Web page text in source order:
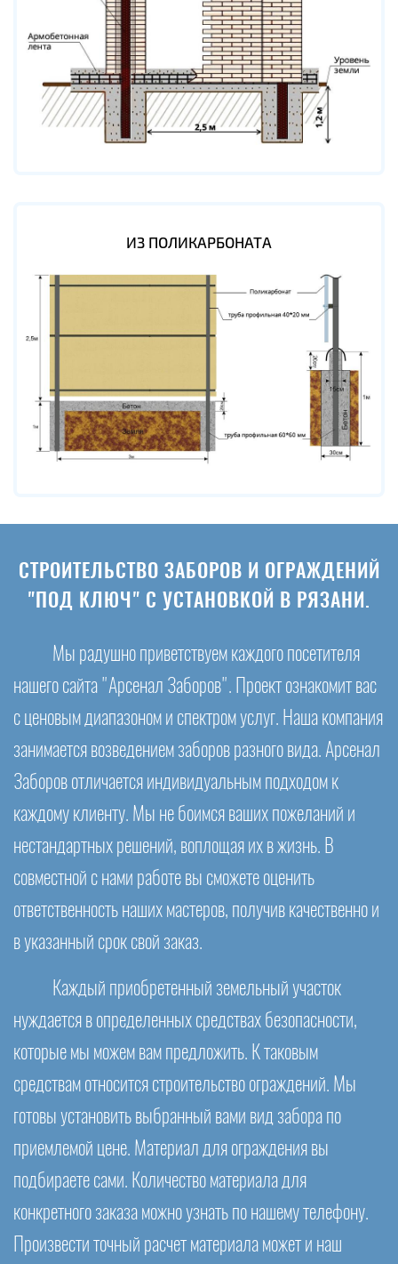
ИЗ ПОЛИКАРБОНАТА
СТРОИТЕЛЬСТВО ЗАБОРОВ И ОГРАЖДЕНИЙ
"ПОД КЛЮЧ" С УСТАНОВКОЙ В РЯЗАНИ.
Мы радушно приветствуем каждого посетителя
нашего сайта "Арсенал Заборов". Проект ознакомит вас
с ценовым диапазоном и спектром услуг. Наша компания
занимается возведением заборов разного вида. Арсенал
Заборов отличается индивидуальным подходом к
каждому клиенту. Мы не боимся ваших пожеланий и
нестандартных решений, воплощая их в жизнь. В
совместной с нами работе вы сможете оценить
ответственность наших мастеров, получив качественно и
в указанный срок свой заказ.
Каждый приобретенный земельный участок
нуждается в определенных средствах безопасности,
которые мы можем вам предложить. К таковым
средствам относится строительство ограждений. Мы
готовы установить выбранный вами вид забора по
приемлемой цене. Материал для ограждения вы
подбираете сами. Количество материала для
конкретного заказа можно узнать по нашему телефону.
Произвести точный расчет материала может и наш